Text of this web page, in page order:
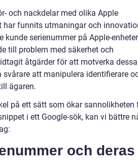
och nackdelar med olika Apple
har funnits utmaningar och
kunde serienummer på Apple-
till problem med säkerhet och
åtgärder för att motverka dessa
att manipulera identifierare
ägaren.
på ett sätt som ökar sannolikheten
i ett Google-sök, kan vi bättre
och deras